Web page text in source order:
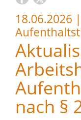
18.06.2026 |
nach §